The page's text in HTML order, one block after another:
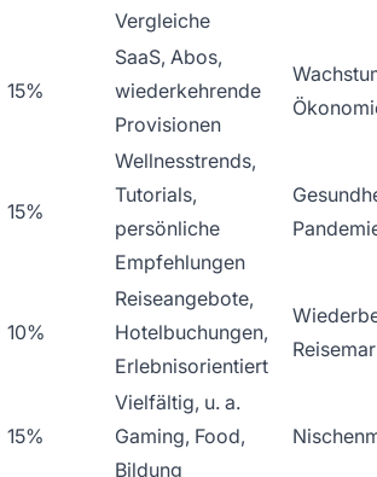
Vergleiche
15%
SaaS, Abos,
wiederkehrende
Provisionen
15%
Wellnesstrends,
Tutorials,
persönliche
Empfehlungen
10%
Reiseangebote,
Hotelbuchungen,
Erlebnisorientiert
15%
Vielfältig, u. a.
Gaming, Food,
Bildung